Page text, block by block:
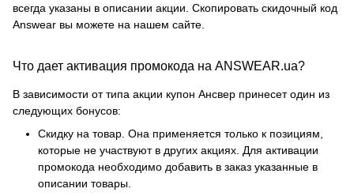
всегда указаны в описании акции. Скопировать скидочный код
Answear вы можете на нашем сайте.
Что дает активация промокода на ANSWEAR.ua?
В зависимости от типа акции купон Ансвер принесет один из
следующих бонусов:
Скидку на товар. Она применяется только к позициям,
которые не участвуют в других акциях. Для активации
промокода необходимо добавить в заказ указанные в
описании товары.